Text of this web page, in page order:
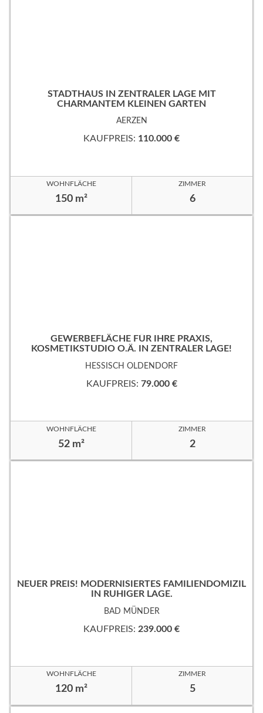
STADTHAUS IN ZENTRALER LAGE MIT
CHARMANTEM KLEINEN GARTEN
AERZEN
KAUFPREIS: 110.000 €
WOHNFLÄCHE
150 m²
ZIMMER
6
GEWERBEFLÄCHE FÜR IHRE PRAXIS,
KOSMETIKSTUDIO O.Ä. IN ZENTRALER LAGE!
HESSISCH OLDENDORF
KAUFPREIS: 79.000 €
WOHNFLÄCHE
52 m²
ZIMMER
2
NEUER PREIS! MODERNISIERTES FAMILIENDOMIZIL
IN RUHIGER LAGE.
BAD MÜNDER
KAUFPREIS: 239.000 €
WOHNFLÄCHE
120 m²
ZIMMER
5